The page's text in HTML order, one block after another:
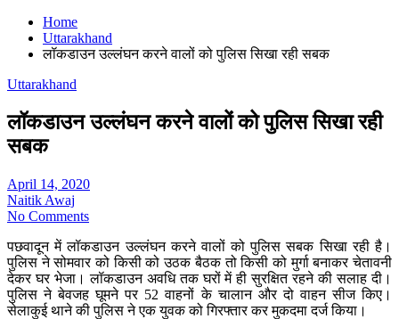
Home
Uttarakhand
लॉकडाउन उल्लंघन करने वालों को पुलिस सिखा रही सबक
Uttarakhand
लॉकडाउन उल्लंघन करने वालों को पुलिस सिखा रही
सबक
April 14, 2020
Naitik Awaj
No Comments
पछवादून में लॉकडाउन उल्लंघन करने वालों को पुलिस सबक सिखा रही है।
पुलिस ने सोमवार को किसी को उठक बैठक तो किसी को मुर्गा बनाकर चेतावनी
देकर घर भेजा। लॉकडाउन अवधि तक घरों में ही सुरक्षित रहने की सलाह दी।
पुलिस ने बेवजह घूमने पर 52 वाहनों के चालान और दो वाहन सीज किए।
सेलाकुई थाने की पुलिस ने एक युवक को गिरफ्तार कर मुकदमा दर्ज किया।